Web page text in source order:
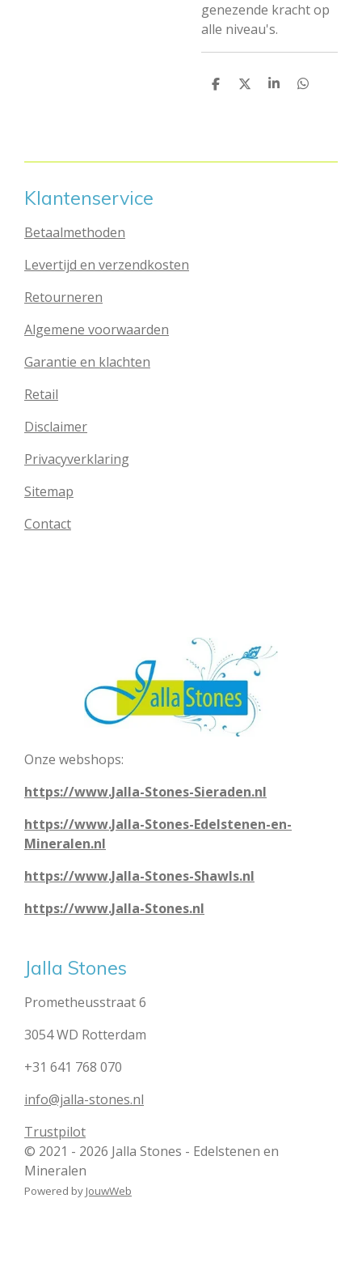
genezende kracht op
alle niveau's.
D
D
S
D
Klantenservice
Betaalmethoden
Levertijd en verzendkosten
Retourneren
Algemene voorwaarden
Garantie en klachten
Retail
Disclaimer
Privacyverklaring
Sitemap
Contact
Onze webshops:
https://www.Jalla-Stones-Sieraden.nl
https://www.Jalla-Stones-Edelstenen-en-
Mineralen.nl
https://www.Jalla-Stones-Shawls.nl
https://www.Jalla-Stones.nl
Jalla Stones
Prometheusstraat 6
3054 WD Rotterdam
+31 641 768 070
info@jalla-stones.nl
Trustpilot
© 2021 - 2026 Jalla Stones - Edelstenen en
Mineralen
Powered by JouwWeb